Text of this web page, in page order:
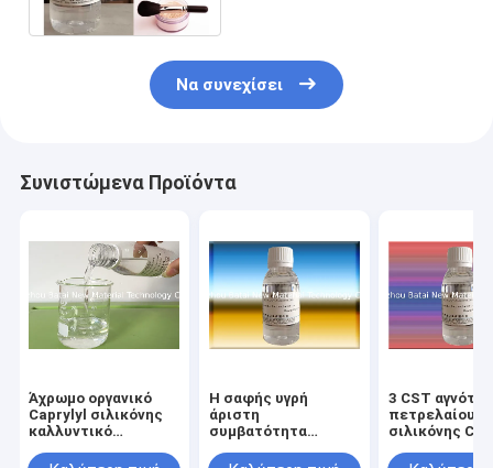
Να συνεχίσει
Συνιστώμενα Προϊόντα
Άχρωμο οργανικό
Caprylyl σιλικόνης
καλλυντικό
θέματος
Η σαφής υγρή
άριστη
συμβατότητα
φροντίδας
3 CST
πετρελαίου
σιλικόνης
περισσότερο